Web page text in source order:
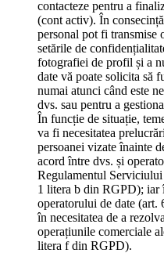
contacteze pentru a
(cont activ). În
personal pot fi transmise
setările de
fotografiei de profil și a
date vă poate solicita să
numai atunci când este
dvs. sau pentru a
În funcție de situație,
va fi necesitatea
persoanei vizate înainte
acord între dvs. și
Regulamentul
1 litera b din RGPD); iar
operatorului de date
în necesitatea de a
operațiunile comerciale
litera f din RGPD).